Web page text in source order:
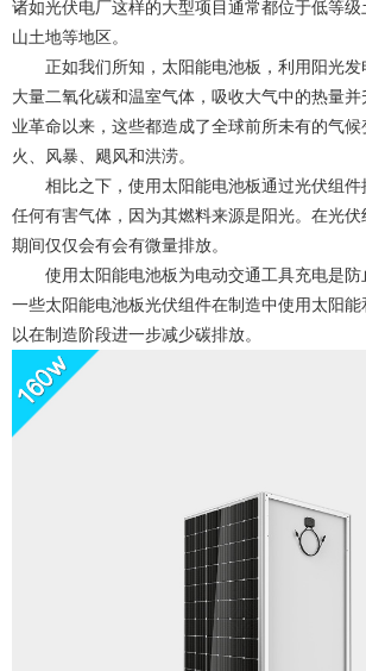
诸如光伏电厂这样的大型项目通常都位于低等
山土地等地区。
正如我们所知，太阳能电池板，利用阳光发
大量二氧化碳和温室气体，吸收大气中的热量
业革命以来，这些都造成了全球前所未有的气
火、风暴、飓风和洪涝。
相比之下，使用太阳能电池板通过光伏组件
任何有害气体，因为其燃料来源是阳光。在光伏
期间仅仅会有会有微量排放。
使用太阳能电池板为电动交通工具充电是防
一些太阳能电池板光伏组件在制造中使用太阳
以在制造阶段进一步减少碳排放。